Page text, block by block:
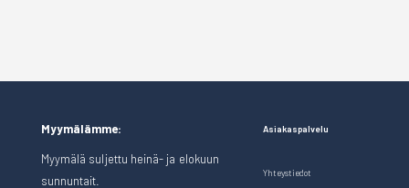
Myymälämme:
Myymälä suljettu heinä- ja elokuun
sunnuntait.
Asiakaspalvelu
Yhteystiedot